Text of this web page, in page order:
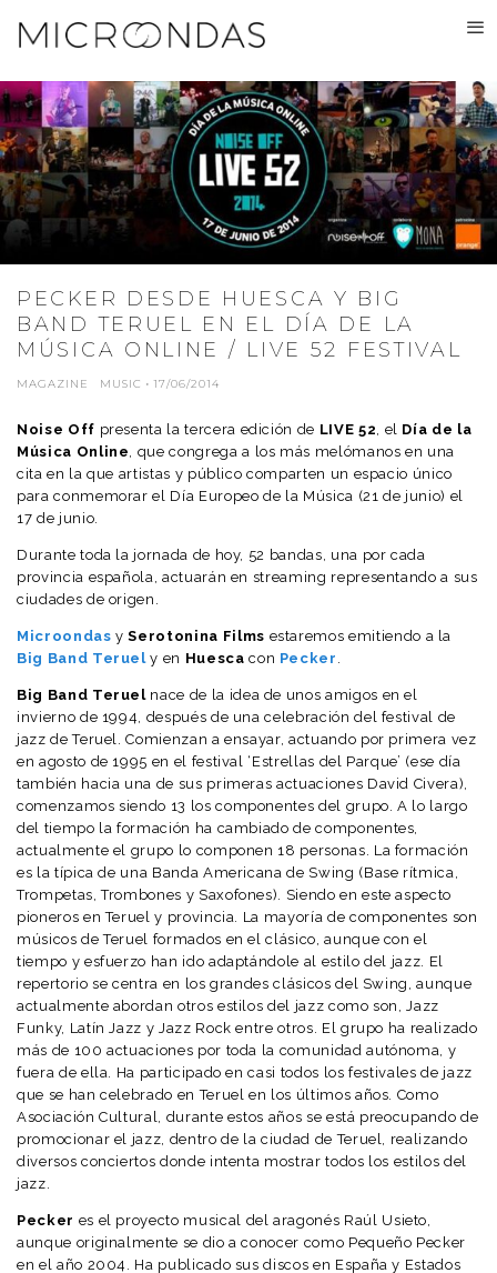
PECKER DESDE HUESCA Y BIG
BAND TERUEL EN EL DÍA DE LA
MÚSICA ONLINE / LIVE 52 FESTIVAL
MAGAZINE MUSIC · 17/06/2014
Noise Off presenta la tercera edición de LIVE 52, el Día de la
Música Online, que congrega a los más melómanos en una
cita en la que artistas y público comparten un espacio único
para conmemorar el Día Europeo de la Música (21 de junio) el
17 de junio.
Durante toda la jornada de hoy, 52 bandas, una por cada
provincia española, actuarán en streaming representando a sus
ciudades de origen.
Microondas ySerotonina Films estaremos emitiendo a la
Big Band Teruely en Huesca con Pecker .
Big Band Teruelnace de la idea de unos amigos en el
invierno de 1994, después de una celebración del festival de
jazz de Teruel. Comienzan a ensayar, actuando por primera vez
en agosto de 1995 en el festival ‘Estrellas del Parque’ (ese día
también hacia una de sus primeras actuaciones David Civera),
comenzamos siendo 13 los componentes del grupo. A lo largo
del tiempo la formación ha cambiado de componentes,
actualmente el grupo lo componen 18 personas. La formación
es la típica de una Banda Americana de Swing (Base rítmica,
Trompetas, Trombones y Saxofones). Siendo en este aspecto
pioneros en Teruel y provincia. La mayoría de componentes son
músicos de Teruel formados en el clásico, aunque con el
tiempo y esfuerzo han ido adaptándole al estilo del jazz. El
repertorio se centra en los grandes clásicos del Swing, aunque
actualmente abordan otros estilos del jazz como son, Jazz
Funky, Latín Jazz y Jazz Rock entre otros. El grupo ha realizado
más de 100 actuaciones por toda la comunidad autónoma, y
fuera de ella. Ha participado en casi todos los festivales de jazz
que se han celebrado en Teruel en los últimos años. Como
Asociación Cultural, durante estos años se está preocupando de
promocionar el jazz, dentro de la ciudad de Teruel, realizando
diversos conciertos donde intenta mostrar todos los estilos del
jazz.
Pecker es el proyecto musical del aragonés Raúl Usieto,
aunque originalmente se dio a conocer como Pequeño Pecker
en el año 2004. Ha publicado sus discos en España y Estados